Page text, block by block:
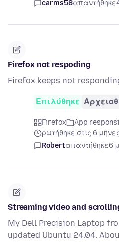
carms58απαντήθηκε
Firefox not respoding
Firefox keeps not
Επιλύθηκε
Firefox
App
ρωτήθηκε στις 6
Robertαπαντήθηκε6
Streaming video and
My Dell Precision Laptop
updated Ubuntu 24.04.